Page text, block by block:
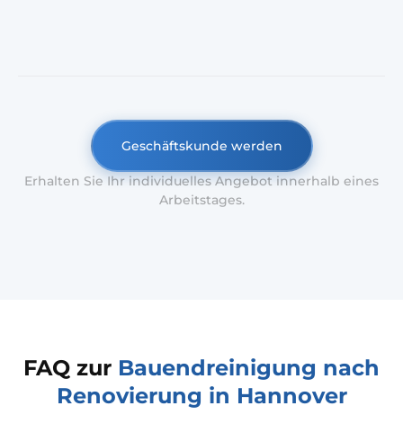
Geschäftskunde werden
Erhalten Sie Ihr individuelles Angebot innerhalb eines
Arbeitstages.
FAQ zur Bauendreinigung nach
Renovierung in Hannover